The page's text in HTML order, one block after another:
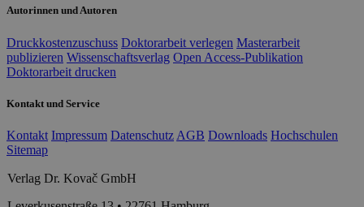
Autorinnen und Autoren
Druckkostenzuschuss Doktorarbeit verlegen Masterarbeit
publizieren Wissenschaftsverlag Open Access-Publikation
Doktorarbeit drucken
Kontakt und Service
Kontakt Impressum Datenschutz AGB Downloads Hochschulen
Sitemap
Verlag Dr. Kovač GmbH